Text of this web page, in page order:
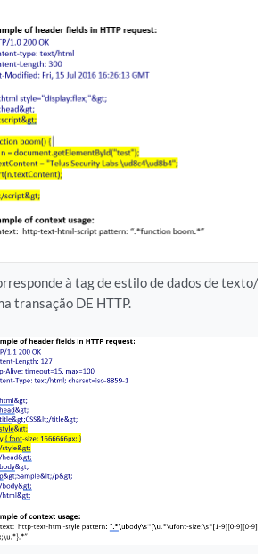
à tag de estilo de dados de texto/
transação DE HTTP.